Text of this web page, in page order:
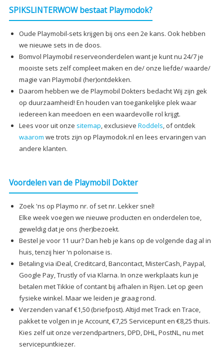
SPIKSLINTERWOW bestaat Playmodok?
Oude Playmobil-sets krijgen bij ons een 2e kans. Ook hebben
we nieuwe sets in de doos.
Bomvol Playmobil reserveonderdelen want je kunt nu 24/7 je
mooiste sets zelf compleet maken en de/ onze liefde/ waarde/
magie van Playmobil (her)ontdekken.
Daarom hebben we de Playmobil Dokters bedacht Wij zijn gek
op duurzaamheid! En houden van toegankelijke plek waar
iedereen kan meedoen en een waardevolle rol krijgt.
Lees voor uit onze sitemap , exclusieve Roddels , of ontdek
waarom we trots zijn op Playmodok.nl en lees ervaringen van
andere klanten.
Voordelen van de Playmobil Dokter
Zoek 'ns op Playmo nr. of set nr. Lekker snel!
Elke week voegen we nieuwe producten en onderdelen toe,
geweldig dat je ons (her)bezoekt.
Bestel je voor 11 uur? Dan heb je kans op de volgende dag al in
huis, tenzij hier 'n polonaise is.
Betaling via iDeal, Creditcard, Bancontact, MisterCash, Paypal,
Google Pay, Trustly of via Klarna. In onze werkplaats kun je
betalen met Tikkie of contant bij afhalen in Rijen. Let op geen
fysieke winkel. Maar we leiden je graag rond.
Verzenden vanaf €1,50 (briefpost). Altijd met Track en Trace,
pakket te volgen in je Account, €7,25 Servicepunt en €8,25 thuis.
Kies zelf uit onze verzendpartners, DPD, DHL, PostNL, nu met
servicepuntkiezer.